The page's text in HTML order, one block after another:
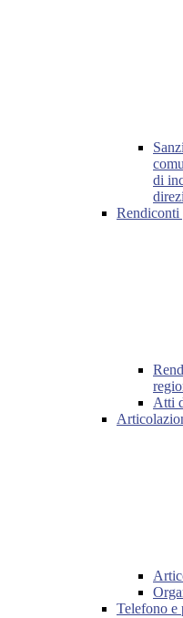
di
Atti
Telefono e